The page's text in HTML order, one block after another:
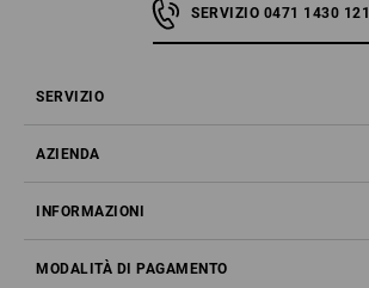
SERVIZIO 0471 1430 121
SERVIZIO
AZIENDA
INFORMAZIONI
MODALITÀ DI PAGAMENTO